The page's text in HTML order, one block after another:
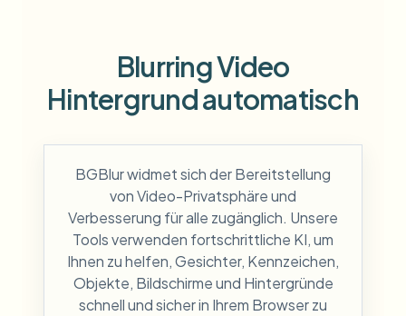
Blurring Video
Hintergrund automatisch
BGBlur widmet sich der Bereitstellung
von Video-Privatsphäre und
Verbesserung für alle zugänglich. Unsere
Tools verwenden fortschrittliche KI, um
Ihnen zu helfen, Gesichter, Kennzeichen,
Objekte, Bildschirme und Hintergründe
schnell und sicher in Ihrem Browser zu